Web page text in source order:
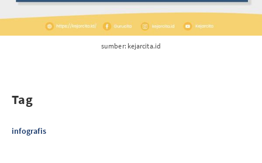
sumber: kejarcita.id
Tag
infografis